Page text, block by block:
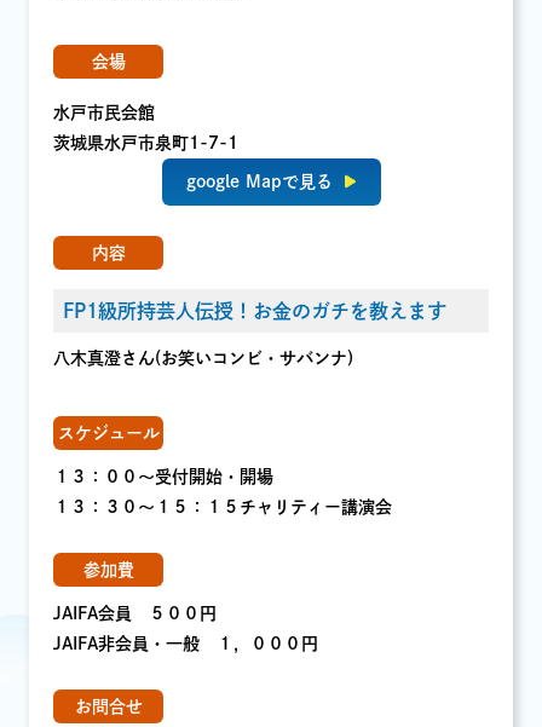
会場
水戸市民会館
茨城県水戸市泉町1-7-1
google Mapで見る
内容
FP1級所持芸人伝授！お金のガチを教えます
八木真澄さん(お笑いコンビ・サバンナ)
スケジュール
１３：００〜受付開始・開場
１３：３０〜１５：１５チャリティー講演会
参加費
JAIFA会員 ５００円
JAIFA非会員・一般 １，０００円
お問合せ